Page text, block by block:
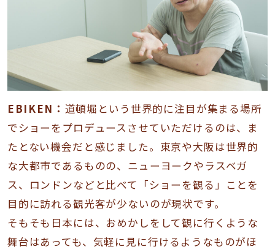
EBIKEN： 道頓堀という世界的に注目が集まる場所
でショーをプロデュースさせていただけるのは、ま
たとない機会だと感じました。東京や大阪は世界的
な大都市であるものの、ニューヨークやラスベガ
ス、ロンドンなどと比べて「ショーを観る」ことを
目的に訪れる観光客が少ないのが現状です。
そもそも日本には、おめかしをして観に行くような
舞台はあっても、気軽に見に行けるようなものがほ